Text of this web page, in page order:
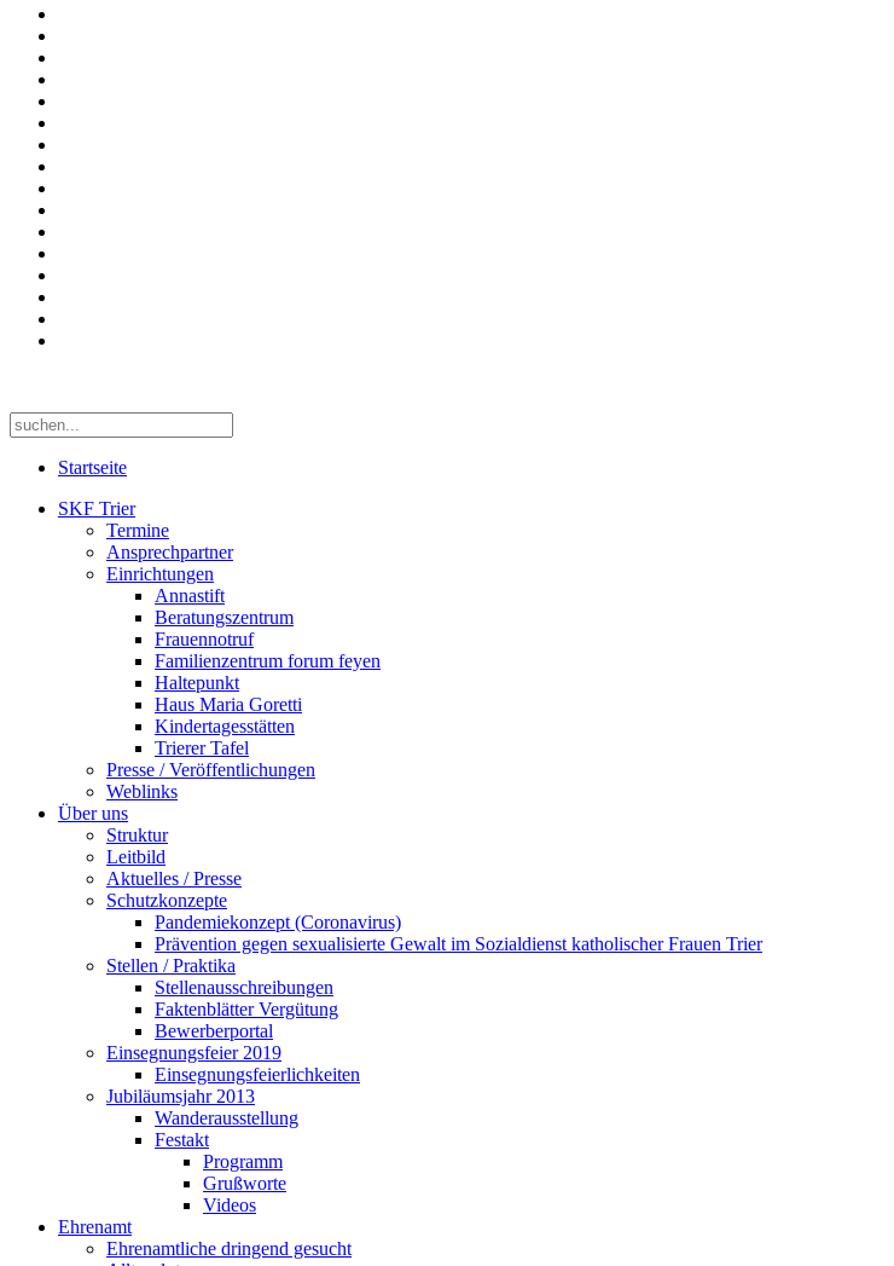
Startseite
SKF Trier
Termine
Ansprechpartner
Einrichtungen
Annastift
Beratungszentrum
Frauennotruf
Familienzentrum forum feyen
Haltepunkt
Haus Maria Goretti
Kindertagesstätten
Trierer Tafel
Presse / Veröffentlichungen
Weblinks
Über uns
Struktur
Leitbild
Aktuelles / Presse
Schutzkonzepte
Pandemiekonzept (Coronavirus)
Prävention gegen sexualisierte Gewalt im Sozialdienst katholischer Frauen Trier
Stellen / Praktika
Stellenausschreibungen
Faktenblätter Vergütung
Bewerberportal
Einsegnungsfeier 2019
Einsegnungsfeierlichkeiten
Jubiläumsjahr 2013
Wanderausstellung
Festakt
Programm
Grußworte
Videos
Ehrenamt
Ehrenamtliche dringend gesucht